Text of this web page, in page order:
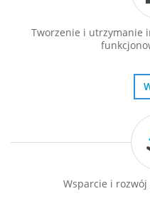
Tworzenie i utrzymanie
Wsparcie i